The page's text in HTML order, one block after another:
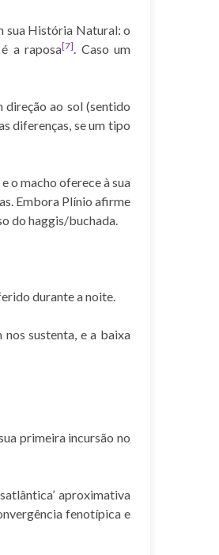
sua História Natural: o
a raposa[7]. Caso um
direção ao sol (sentido
diferenças, se um tipo
o macho oferece à sua
Embora Plínio afirme
do haggis/buchada.
durante a noite.
sustenta, e a baixa
primeira incursão no
aproximativa
fenotípica e